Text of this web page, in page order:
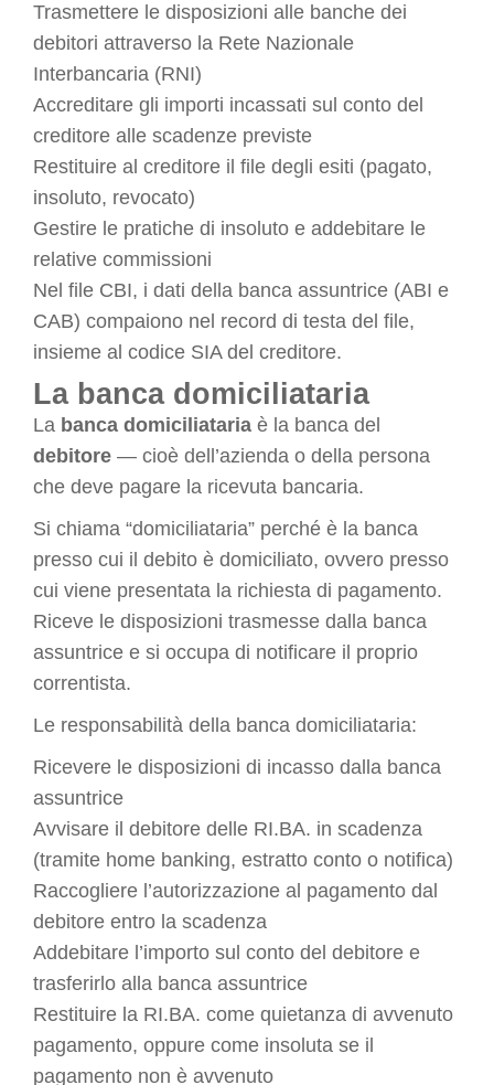
Trasmettere le disposizioni alle banche dei
debitori attraverso la Rete Nazionale
Interbancaria (RNI)
Accreditare gli importi incassati sul conto del
creditore alle scadenze previste
Restituire al creditore il file degli esiti (pagato,
insoluto, revocato)
Gestire le pratiche di insoluto e addebitare le
relative commissioni
Nel file CBI, i dati della banca assuntrice (ABI e
CAB) compaiono nel record di testa del file,
insieme al codice SIA del creditore.
La banca domiciliataria
La banca domiciliataria è la banca del
debitore — cioè dell’azienda o della persona
che deve pagare la ricevuta bancaria.
Si chiama “domiciliataria” perché è la banca
presso cui il debito è domiciliato, ovvero presso
cui viene presentata la richiesta di pagamento.
Riceve le disposizioni trasmesse dalla banca
assuntrice e si occupa di notificare il proprio
correntista.
Le responsabilità della banca domiciliataria:
Ricevere le disposizioni di incasso dalla banca
assuntrice
Avvisare il debitore delle RI.BA. in scadenza
(tramite home banking, estratto conto o notifica)
Raccogliere l’autorizzazione al pagamento dal
debitore entro la scadenza
Addebitare l’importo sul conto del debitore e
trasferirlo alla banca assuntrice
Restituire la RI.BA. come quietanza di avvenuto
pagamento, oppure come insoluta se il
pagamento non è avvenuto